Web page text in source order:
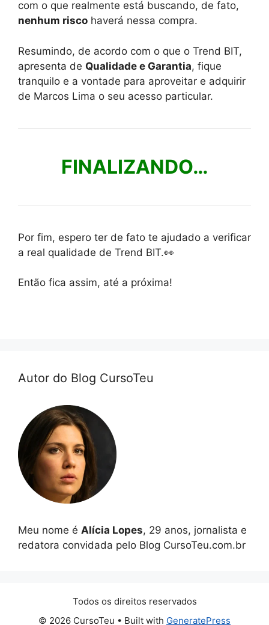
com o que realmente está buscando, de fato,
nenhum risco haverá nessa compra.
Resumindo, de acordo com o que o Trend BIT,
apresenta de Qualidade e Garantia, fique
tranquilo e a vontade para aproveitar e adquirir
de Marcos Lima o seu acesso particular.
FINALIZANDO…
Por fim, espero ter de fato te ajudado a verificar
a real qualidade de Trend BIT.👀
Então fica assim, até a próxima!
Autor do Blog CursoTeu
Meu nome é Alícia Lopes, 29 anos, jornalista e
redatora convidada pelo Blog CursoTeu.com.br
Todos os direitos reservados
© 2026 CursoTeu • Built with GeneratePress